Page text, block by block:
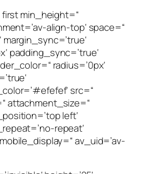
min_height=“
align-top‘ space=“
margin_sync=’true‘
padding_sync=’true‘
radius=’0px‘
src=“
attachment_size=“
left‘
repeat‘
av_uid=’av-